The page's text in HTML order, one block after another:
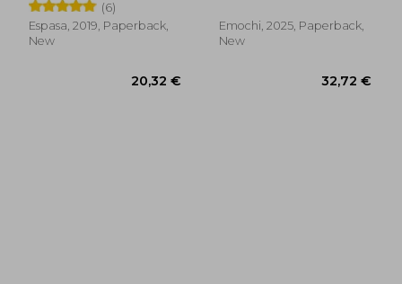
Ritmo (Idiomas) (in
Spanish)
(6)
Espasa, 2019, Paperback,
New
Emochi, 2025, Paperback,
New